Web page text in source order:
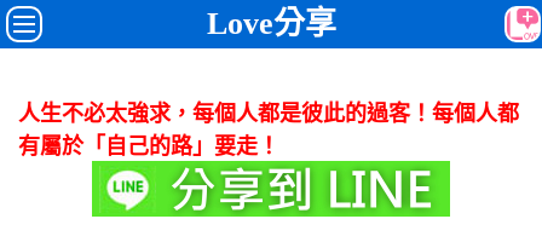
Love分享
人生不必太強求，每個人都是彼此的過客！每個人都
有屬於「自己的路」要走！